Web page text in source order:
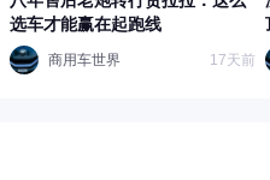
选车才能赢在起跑线
商用车世界 17天前